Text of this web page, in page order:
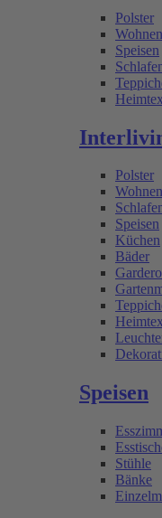
Polster
Wohnen
Speisen
Polster
Wohnen
Speisen
Küchen
Bäder
Speisen
Stühle
Bänke